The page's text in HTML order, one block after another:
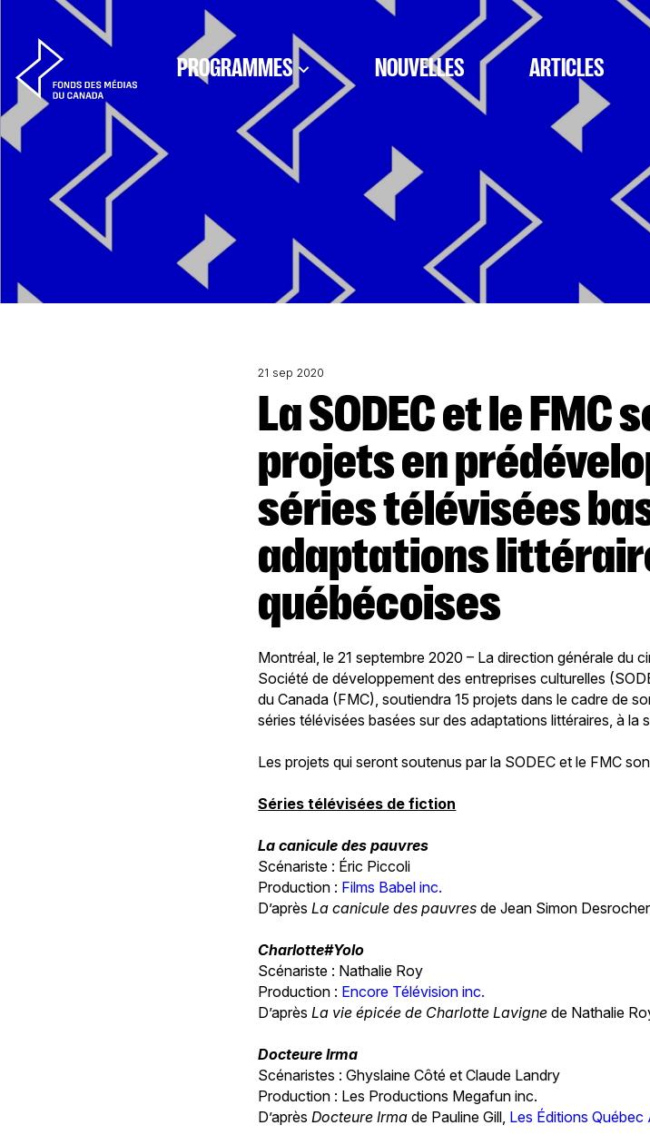
Aller au contenu
PROGRAMMES NOUVELLES ARTICLES
21 sep 2020
La SODEC et le FMC soutiendront 15
projets en
séries télévisées
adaptations
québécoises
Montréal, le 21 septembre 2020 – La direction générale du
Société de développement des entreprises culturelles
du Canada (FMC), soutiendra 15 projets dans le cadre de
séries télévisées basées sur des adaptations littéraires, à la
Les projets qui seront soutenus par la SODEC et le FMC
Séries télévisées de fiction
La canicule des pauvres
Scénariste : Éric Piccoli
Production : Films Babel inc.
D’aprèsLa canicule des pauvres de Jean Simon
Charlotte#Yolo
Scénariste : Nathalie Roy
Production : Encore Télévision inc.
D’aprèsLa vie épicée de Charlotte Lavigne de Nathalie
Docteure Irma
Scénaristes : Ghyslaine Côté et Claude Landry
Production : Les Productions Megafun inc.
D’aprèsDocteure Irma de Pauline Gill, Les Éditions Québec